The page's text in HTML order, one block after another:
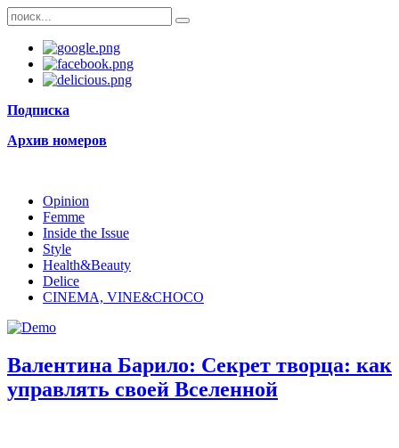
Подписка
Архив номеров
Opinion
Femme
Inside the Issue
Style
Health&Beauty
Delice
CINEMA, VINE&CHOCO
Валентина Барило: Секрет творца: как
управлять своей Вселенной